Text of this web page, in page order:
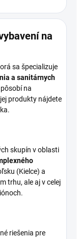
na
sa špecializuje
a sanitárnych
na
produkty nájdete
skupín v oblasti
(Kielce) a
trhu, ale aj v celej
riešenia pre